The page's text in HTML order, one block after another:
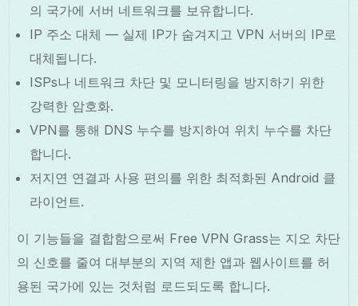
의 국가에 서버 네트워크를 보유합니다.
IP 주소 대체 — 실제 IP가 숨겨지고 VPN 서버의 IP로
대체됩니다.
ISPs나 네트워크 차단 및 모니터링을 방지하기 위한
강력한 암호화.
VPN를 통해 DNS 누수를 방지하여 위치 누수를 차단
합니다.
저지연 연결과 사용 편의를 위한 최적화된 Android 클
라이언트.
이 기능들을 결합함으로써 Free VPN Grass는 지오 차단
의 신호를 줄여 대부분의 지역 제한 앱과 웹사이트를 허
용된 국가에 있는 것처럼 로드되도록 합니다.